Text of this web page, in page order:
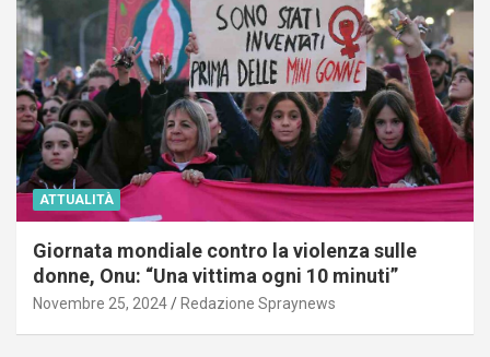
ATTUALITÀ
Giornata mondiale contro la violenza sulle
donne, Onu: “Una vittima ogni 10 minuti”
Novembre 25, 2024 Redazione Spraynews